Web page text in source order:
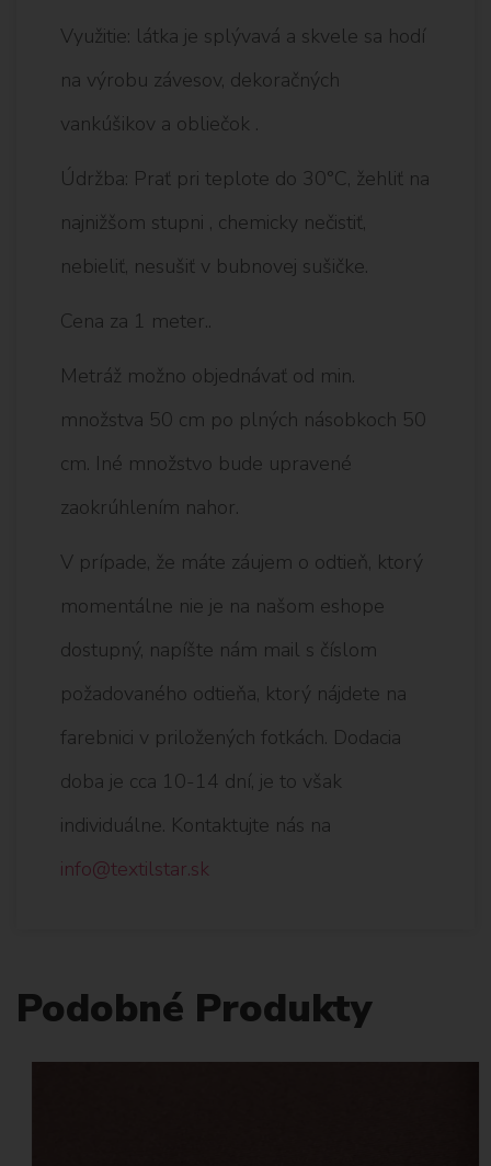
Využitie: látka je splývavá a skvele sa hodí
na výrobu závesov, dekoračných
vankúšikov a obliečok .
Údržba: Prať pri teplote do 30°C, žehliť na
najnižšom stupni , chemicky nečistiť,
nebieliť, nesušiť v bubnovej sušičke.
Cena za 1 meter..
Metráž možno objednávať od min.
množstva 50 cm po plných násobkoch 50
cm. Iné množstvo bude upravené
zaokrúhlením nahor.
V prípade, že máte záujem o odtieň, ktorý
momentálne nie je na našom eshope
dostupný, napíšte nám mail s číslom
požadovaného odtieňa, ktorý nájdete na
farebnici v priložených fotkách. Dodacia
doba je cca 10-14 dní, je to však
individuálne. Kontaktujte nás na
info@textilstar.sk
Podobné Produkty